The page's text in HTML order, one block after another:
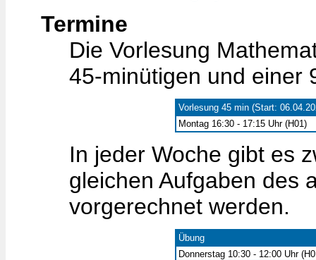
Termine
Die Vorlesung
45-minütigen und einer
Vorlesung 45 min (Start:
Montag 16:30 - 17:15 Uhr (H01)
In jeder Woche gibt es
gleichen Aufgaben des
vorgerechnet werden.
Übung
Donnerstag 10:30 - 12:00 Uhr